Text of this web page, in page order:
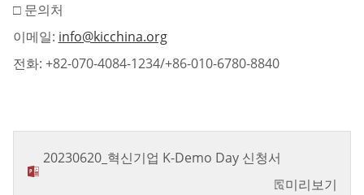
□ 문의처
이메일: info@kicchina.org
전화: +82-070-4084-1234/+86-010-6780-8840
20230620_혁신기업 K-Demo Day 신청서
미리보기